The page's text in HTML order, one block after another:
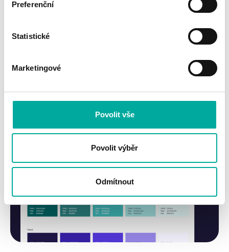
Preferenční
Statistické
Marketingové
Povolit vše
Povolit výběr
Odmítnout
značkové materiály a strategii značky.